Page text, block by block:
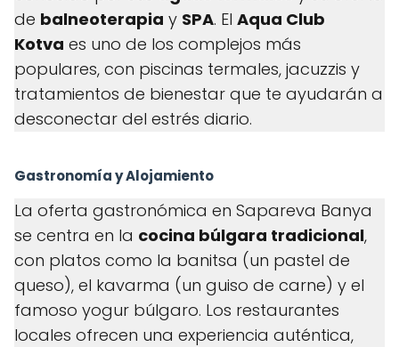
de balneoterapia y SPA. El Aqua Club
Kotva es uno de los complejos más
populares, con piscinas termales, jacuzzis y
tratamientos de bienestar que te ayudarán a
desconectar del estrés diario.
Gastronomía y Alojamiento
La oferta gastronómica en Sapareva Banya
se centra en la cocina búlgara tradicional,
con platos como la banitsa (un pastel de
queso), el kavarma (un guiso de carne) y el
famoso yogur búlgaro. Los restaurantes
locales ofrecen una experiencia auténtica,